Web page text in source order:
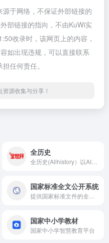
于网络，不保证外部链接的
部链接的指向，不由KuWi实
收录时，该网页上的内容，
如出现违规，可以直接联系
任何责任。
源收集与分享！
全历史
国家标准全文公开系统
国家中小学教材
国家中小学智慧教育平台